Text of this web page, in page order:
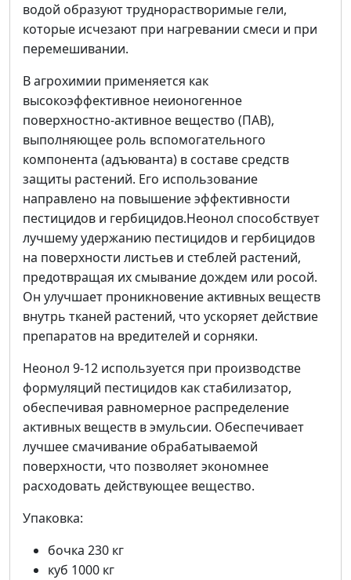
водой образуют труднорастворимые гели,
которые исчезают при нагревании смеси и при
перемешивании.
В агрохимии применяется как
высокоэффективное неионогенное
поверхностно-активное вещество (ПАВ),
выполняющее роль вспомогательного
компонента (адъюванта) в составе средств
защиты растений. Его использование
направлено на повышение эффективности
пестицидов и гербицидов.Неонол способствует
лучшему удержанию пестицидов и гербицидов
на поверхности листьев и стеблей растений,
предотвращая их смывание дождем или росой.
Он улучшает проникновение активных веществ
внутрь тканей растений, что ускоряет действие
препаратов на вредителей и сорняки.
Неонол 9-12 используется при производстве
формуляций пестицидов как стабилизатор,
обеспечивая равномерное распределение
активных веществ в эмульсии. Обеспечивает
лучшее смачивание обрабатываемой
поверхности, что позволяет экономнее
расходовать действующее вещество.
Упаковка:
бочка 230 кг
куб 1000 кг